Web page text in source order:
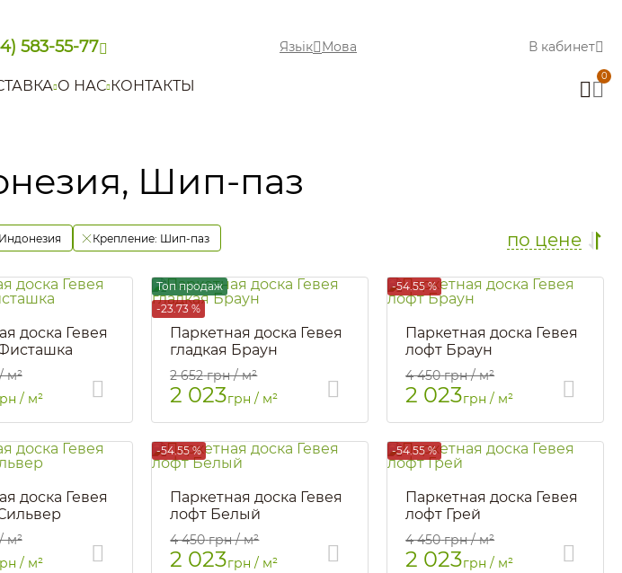
583-55-77 Язьік Мова В кабинет
О НАС КОНТАКТЫ
0
Шип-паз
Индонезия Крепление: Шип-паз по цене
доска Гевея
м²
/ м²
Топ продаж
-23.73 %
Паркетная доска Гевея
гладкая Браун
Артикул:: 308
2 652 грн / м²
2 023грн / м²
-54.55 %
Паркетная доска Гевея
лофт Браун
Артикул:: 1220
4 450 грн / м²
2 023грн / м²
доска Гевея
м²
/ м²
-54.55 %
Паркетная доска Гевея
лофт Белый
Артикул:: 1640
4 450 грн / м²
2 023грн / м²
-54.55 %
Паркетная доска Гевея
лофт Грей
Артикул:: 1726
4 450 грн / м²
2 023грн / м²